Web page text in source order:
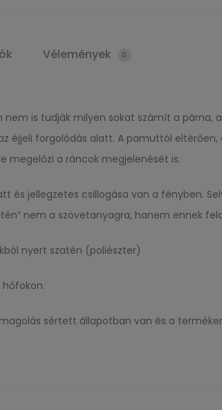
Vélemények 0
is tudják milyen sokat számít a párna,
éjjeli forgolódás alatt. A pamuttól
megelőzi a ráncok megjelenését is.
és jellegzetes csillogása van a fényben.
nem a szövetanyagra, hanem ennek
nyert szatén (poliészter)
hőfokon.
sértett állapotban van és a